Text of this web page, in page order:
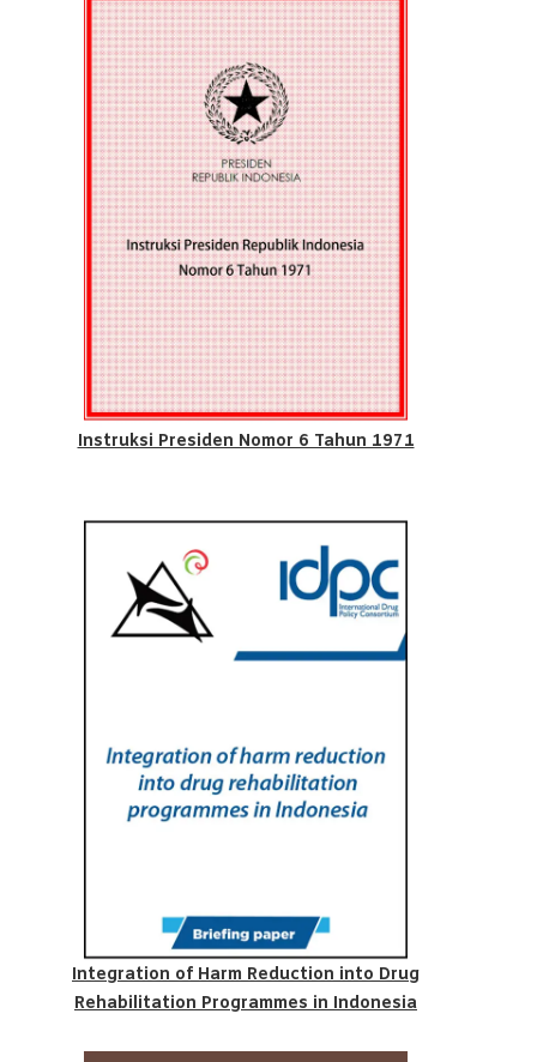
Instruksi Presiden Nomor 6 Tahun 1971
Integration of Harm Reduction into Drug
Rehabilitation Programmes in Indonesia